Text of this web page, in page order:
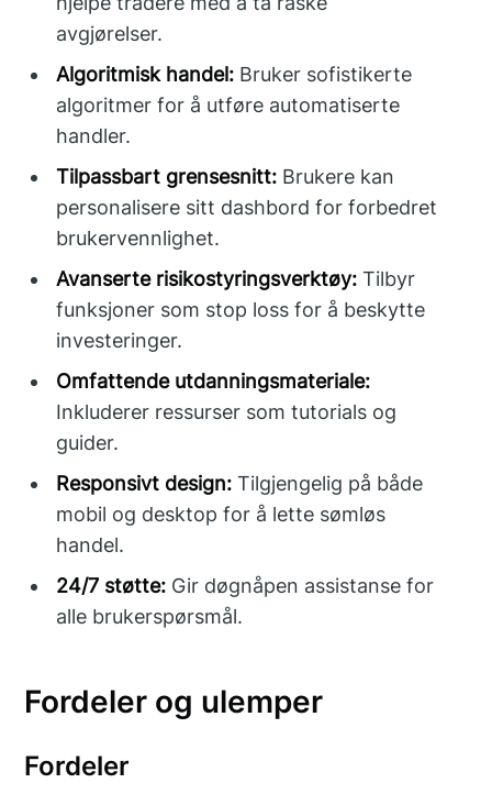
avgjørelser.
Algoritmisk handel: Bruker sofistikerte
algoritmer for å utføre automatiserte
handler.
Tilpassbart grensesnitt: Brukere kan
personalisere sitt dashbord for forbedret
brukervennlighet.
Avanserte risikostyringsverktøy:Tilbyr
funksjoner som stop loss for å beskytte
investeringer.
Omfattende utdanningsmateriale:
Inkluderer ressurser som tutorials og
guider.
Responsivt design: Tilgjengelig på både
mobil og desktop for å lette sømløs
handel.
24/7 støtte: Gir døgnåpen assistanse for
alle brukerspørsmål.
Fordeler og ulemper
Fordeler